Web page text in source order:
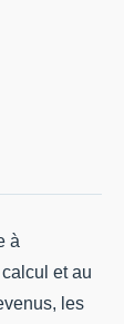
à
et au
les